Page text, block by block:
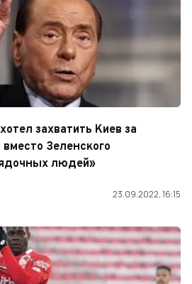
захватить Киев за
Зеленского
людей»
23.09.2022, 16:15